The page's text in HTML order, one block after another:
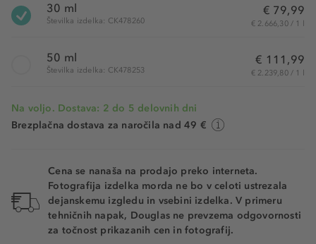
30 ml
Številka izdelka: CK478260
€ 79,99
€ 2.666,30 / 1 l
50 ml
Številka izdelka: CK478253
€ 111,99
€ 2.239,80 / 1 l
Na voljo. Dostava: 2 do 5 delovnih dni
Brezplačna dostava za naročila nad 49 €
Cena se nanaša na prodajo preko interneta.
Fotografija izdelka morda ne bo v celoti ustrezala
dejanskemu izgledu in vsebini izdelka. V primeru
tehničnih napak, Douglas ne prevzema odgovornosti
za točnost prikazanih cen in fotografij.